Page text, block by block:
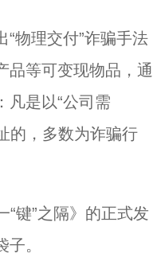
物理交付”诈骗手法
等可变现物品，通
凡是以“公司需
的，多数为诈骗行
键”之隔》的正式发
。